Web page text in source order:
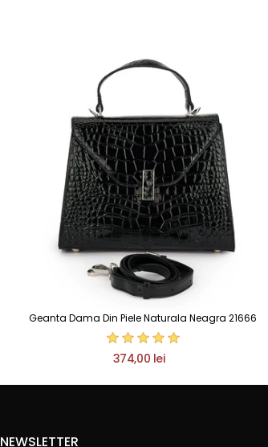
Geanta Dama Din Piele Naturala Neagra 21666
374,00 lei
NEWSLETTER